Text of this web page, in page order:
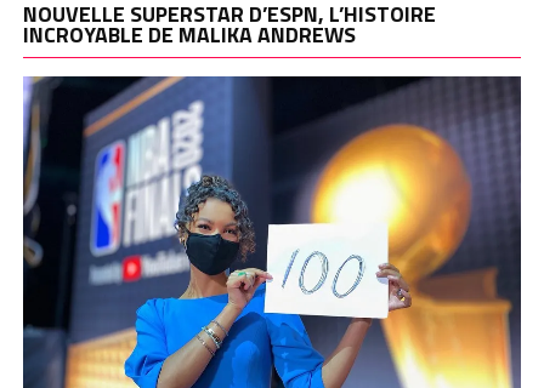
NOUVELLE SUPERSTAR D’ESPN, L’HISTOIRE
INCROYABLE DE MALIKA ANDREWS